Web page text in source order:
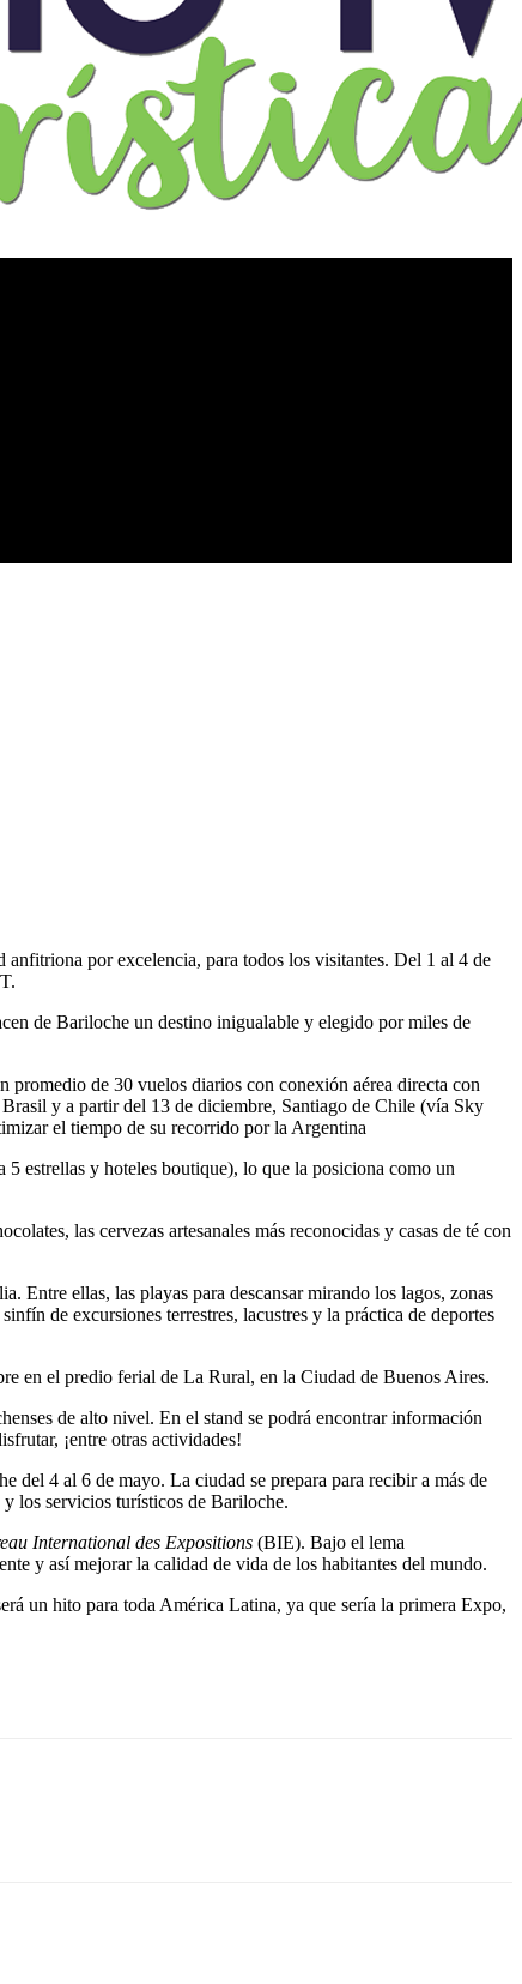
por excelencia, para todos los visitantes. Del 1 al 4 de
de Bariloche un destino inigualable y elegido por miles de
promedio de 30 vuelos diarios con conexión aérea directa con
y a partir del 13 de diciembre, Santiago de Chile (vía Sky
el tiempo de su recorrido por la Argentina
estrellas y hoteles boutique), lo que la posiciona como un
las cervezas artesanales más reconocidas y casas de té con
Entre ellas, las playas para descansar mirando los lagos, zonas
de excursiones terrestres, lacustres y la práctica de deportes
en el predio ferial de La Rural, en la Ciudad de Buenos Aires.
de alto nivel. En el stand se podrá encontrar información
¡entre otras actividades!
del 4 al 6 de mayo. La ciudad se prepara para recibir a más de
los servicios turísticos de Bariloche.
International des Expositions (BIE). Bajo el lema
y así mejorar la calidad de vida de los habitantes del mundo.
un hito para toda América Latina, ya que sería la primera Expo,